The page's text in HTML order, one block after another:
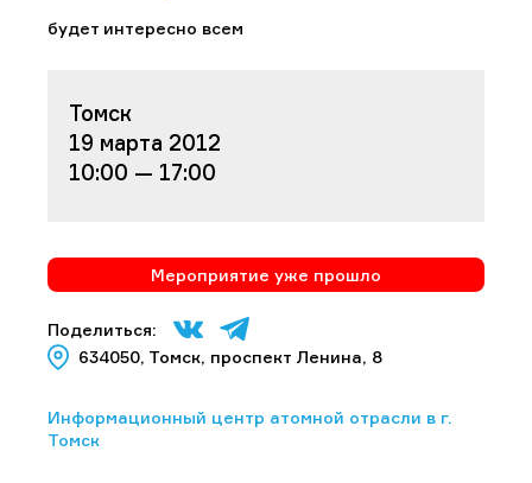
будет интересно всем
Томск
19 марта 2012
10:00 — 17:00
Мероприятие уже прошло
Поделиться:
634050, Томск, проспект Ленина, 8
Информационный центр атомной отрасли в г.
Томск